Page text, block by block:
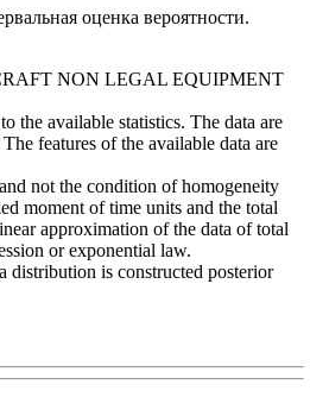
оценка вероятности.
NON LEGAL EQUIPMENT
the available statistics. The data are
features of the available data are
not the condition of homogeneity
moment of time units and the total
approximation of the data of total
or exponential law.
distribution is constructed posterior